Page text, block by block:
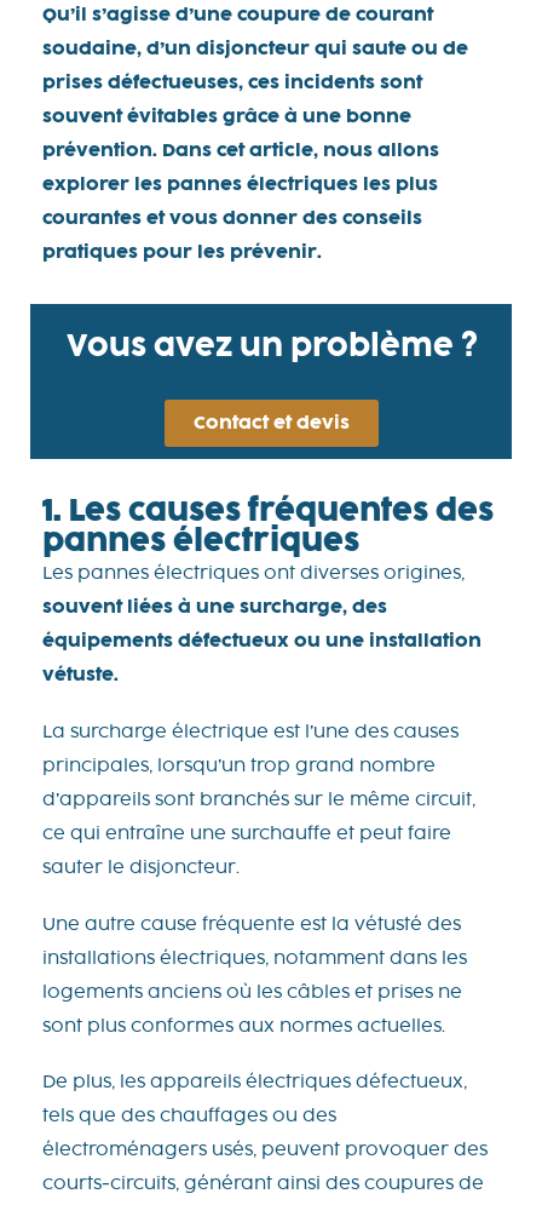
Qu’il s’agisse d’une coupure de courant
soudaine, d’un disjoncteur qui saute ou de
prises défectueuses, ces incidents sont
souvent évitables grâce à une bonne
prévention. Dans cet article, nous allons
explorer les pannes électriques les plus
courantes et vous donner des conseils
pratiques pour les prévenir.
Vous avez un problème ?
Contact et devis
1. Les causes fréquentes des
pannes électriques
Les pannes électriques ont diverses origines,
souvent liées à une surcharge, des
équipements défectueux ou une installation
vétuste.
La surcharge électrique est l’une des causes
principales, lorsqu’un trop grand nombre
d’appareils sont branchés sur le même circuit,
ce qui entraîne une surchauffe et peut faire
sauter le disjoncteur.
Une autre cause fréquente est la vétusté des
installations électriques, notamment dans les
logements anciens où les câbles et prises ne
sont plus conformes aux normes actuelles.
De plus, les appareils électriques défectueux,
tels que des chauffages ou des
électroménagers usés, peuvent provoquer des
courts-circuits, générant ainsi des coupures de